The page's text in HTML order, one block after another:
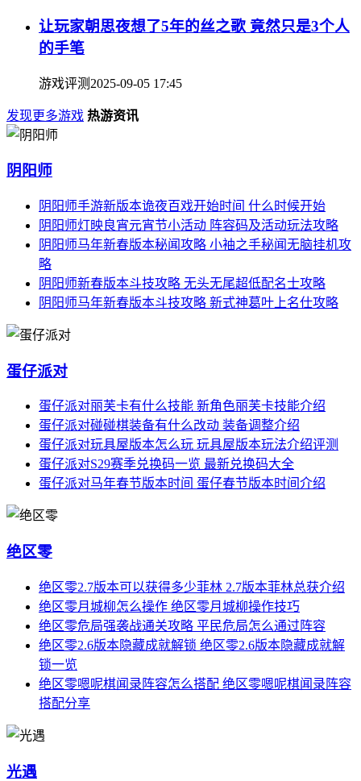
让玩家朝思夜想了5年的丝之歌 竟然只是3个人
的手笔
游戏评测 2025-09-05 17:45
发现更多游戏 热游资讯
阴阳师
阴阳师手游新版本诡夜百戏开始时间 什么时候开始
阴阳师灯映良宵元宵节小活动 阵容码及活动玩法攻略
阴阳师马年新春版本秘闻攻略 小袖之手秘闻无脑挂机攻
略
阴阳师新春版本斗技攻略 无头无尾超低配名士攻略
阴阳师马年新春版本斗技攻略 新式神葛叶上名仕攻略
蛋仔派对
蛋仔派对丽芙卡有什么技能 新角色丽芙卡技能介绍
蛋仔派对碰碰棋装备有什么改动 装备调整介绍
蛋仔派对玩具屋版本怎么玩 玩具屋版本玩法介绍评测
蛋仔派对S29赛季兑换码一览 最新兑换码大全
蛋仔派对马年春节版本时间 蛋仔春节版本时间介绍
绝区零
绝区零2.7版本可以获得多少菲林 2.7版本菲林总获介绍
绝区零月城柳怎么操作 绝区零月城柳操作技巧
绝区零危局强袭战通关攻略 平民危局怎么通过阵容
绝区零2.6版本隐藏成就解锁 绝区零2.6版本隐藏成就解
锁一览
绝区零嗯呢棋闻录阵容怎么搭配 绝区零嗯呢棋闻录阵容
搭配分享
光遇